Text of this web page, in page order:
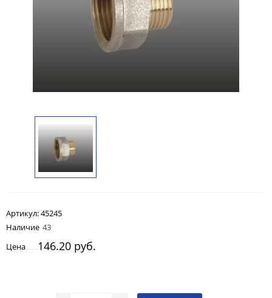
Артикул:45245
Наличие 43
Цена
146.20 руб.